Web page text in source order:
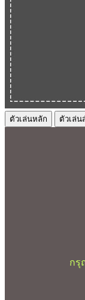
ตัวเล่นหลัก ตัวเล่น
กรุ